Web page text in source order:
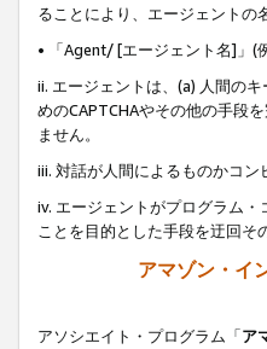
ることにより、エージェントの
• 「Agent/ [エージェント名]」(
ii. エージェントは、(a) 人間の
めのCAPTCHAやその他の手段
ません。
iii. 対話が人間によるものかコ
iv. エージェントがプログラム
ことを目的とした手段を迂回そ
アマゾン・イ
アソシエイト・プログラム「ア